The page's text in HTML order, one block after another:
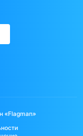
«Flagman»